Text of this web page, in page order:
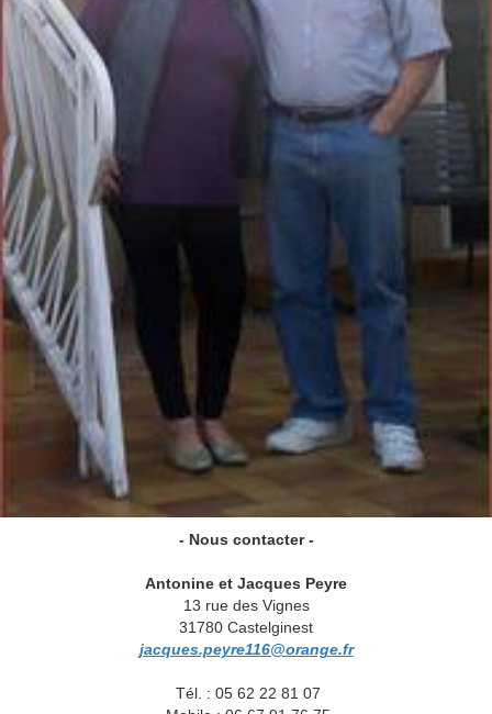
- Nous contacter -
Antonine et Jacques Peyre
13 rue des Vignes
31780 Castelginest
jacques.peyre116@orange.fr
Tél. : 05 62 22 81 07